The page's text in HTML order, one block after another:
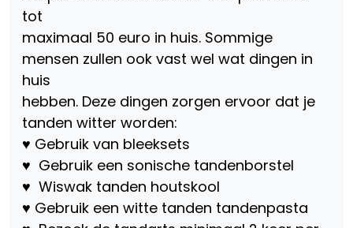
tot
maximaal 50 euro in huis. Sommige
mensen zullen ook vast wel wat dingen in
huis
hebben. Deze dingen zorgen ervoor dat je
tanden witter worden:
♥ Gebruik van bleeksets
♥ Gebruik een sonische tandenborstel
♥ Wiswak tanden houtskool
♥ Gebruik een witte tanden tandenpasta